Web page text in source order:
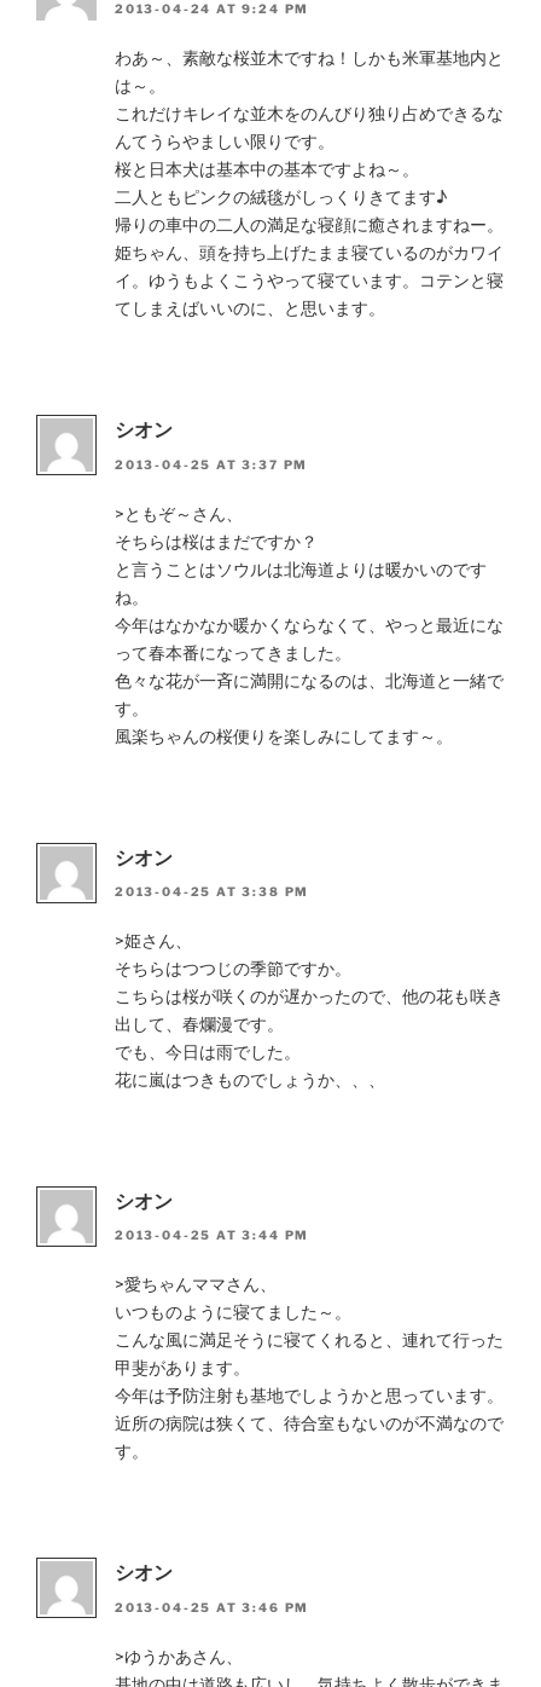
2013-04-24 AT 9:24 PM
わあ～、素敵な桜並木ですね！しかも米軍基地内と
は～。
これだけキレイな並木をのんびり独り占めできるな
んてうらやましい限りです。
桜と日本犬は基本中の基本ですよね～。
二人ともピンクの絨毯がしっくりきてます♪
帰りの車中の二人の満足な寝顔に癒されますねー。
姫ちゃん、頭を持ち上げたまま寝ているのがカワイ
イ。ゆうもよくこうやって寝ています。コテンと寝
てしまえばいいのに、と思います。
シオン
2013-04-25 AT 3:37 PM
>ともぞ～さん、
そちらは桜はまだですか？
と言うことはソウルは北海道よりは暖かいのです
ね。
今年はなかなか暖かくならなくて、やっと最近にな
って春本番になってきました。
色々な花が一斉に満開になるのは、北海道と一緒で
す。
風楽ちゃんの桜便りを楽しみにしてます～。
シオン
2013-04-25 AT 3:38 PM
>姫さん、
そちらはつつじの季節ですか。
こちらは桜が咲くのが遅かったので、他の花も咲き
出して、春爛漫です。
でも、今日は雨でした。
花に嵐はつきものでしょうか、、、
シオン
2013-04-25 AT 3:44 PM
>愛ちゃんママさん、
いつものように寝てました～。
こんな風に満足そうに寝てくれると、連れて行った
甲斐があります。
今年は予防注射も基地でしようかと思っています。
近所の病院は狭くて、待合室もないのが不満なので
す。
シオン
2013-04-25 AT 3:46 PM
>ゆうかあさん、